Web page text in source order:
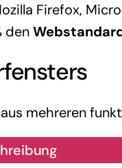
Firefox,
den
mehreren